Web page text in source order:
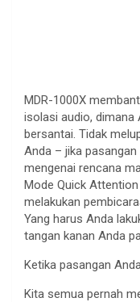
MDR-1000X
isolasi audio, dimana
bersantai. Tidak
Anda – jika
mengenai rencana
Mode Quick
melakukan
Yang harus Anda
tangan kanan Anda
Ketika pasangan
Kita semua pernah